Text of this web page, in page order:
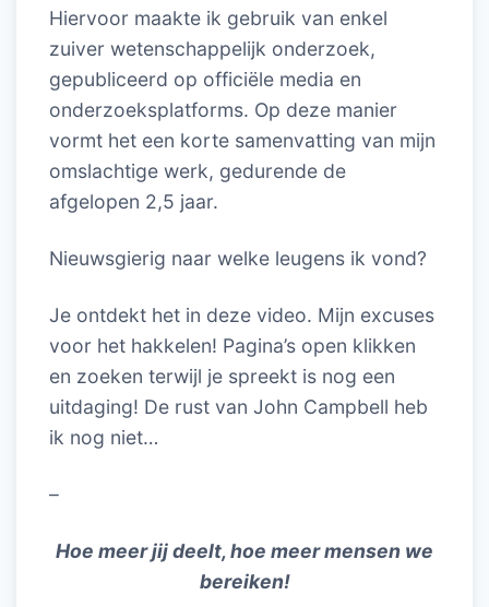
Hiervoor maakte ik gebruik van enkel
zuiver wetenschappelijk onderzoek,
gepubliceerd op officiële media en
onderzoeksplatforms. Op deze manier
vormt het een korte samenvatting van mijn
omslachtige werk, gedurende de
afgelopen 2,5 jaar.
Nieuwsgierig naar welke leugens ik vond?
Je ontdekt het in deze video. Mijn excuses
voor het hakkelen! Pagina’s open klikken
en zoeken terwijl je spreekt is nog een
uitdaging! De rust van John Campbell heb
ik nog niet…
–
Hoe meer jij deelt, hoe meer mensen we
bereiken!